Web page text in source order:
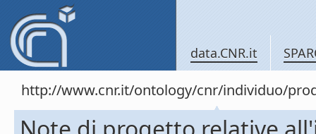
data.CNR.it
http://www.cnr.it/ontology/cnr/individuo/